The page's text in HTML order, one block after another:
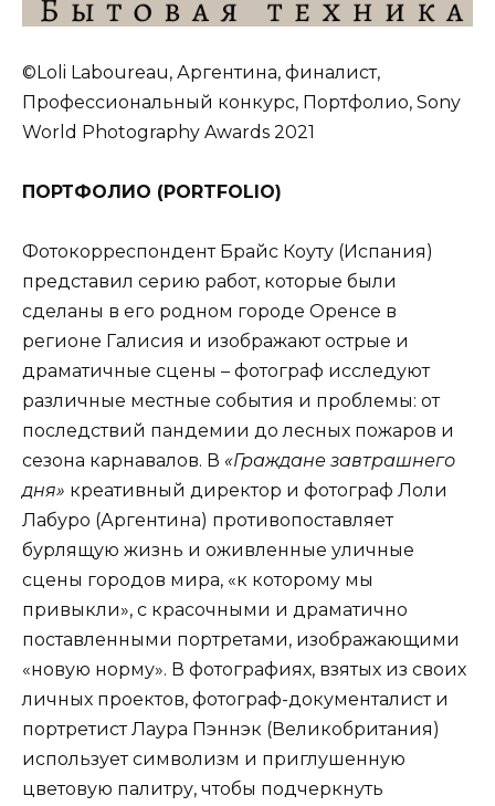
©Loli Laboureau, Аргентина, финалист,
Профессиональный конкурс, Портфолио, Sony
World Photography Awards 2021
ПОРТФОЛИО (PORTFOLIO)
Фотокорреспондент Брайс Коуту (Испания)
представил серию работ, которые были
сделаны в его родном городе Оренсе в
регионе Галисия и изображают острые и
драматичные сцены – фотограф исследуют
различные местные события и проблемы: от
последствий пандемии до лесных пожаров и
сезона карнавалов. В «Граждане завтрашнего
дня» креативный директор и фотограф Лоли
Лабуро (Аргентина) противопоставляет
бурлящую жизнь и оживленные уличные
сцены городов мира, «к которому мы
привыкли», с красочными и драматично
поставленными портретами, изображающими
«новую норму». В фотографиях, взятых из своих
личных проектов, фотограф-документалист и
портретист Лаура Пэннэк (Великобритания)
использует символизм и приглушенную
цветовую палитру, чтобы подчеркнуть